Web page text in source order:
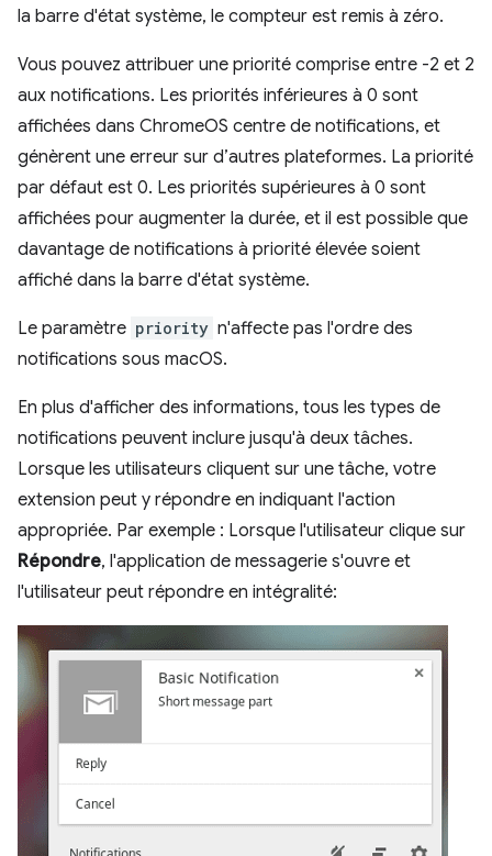
la barre d'état système, le compteur est remis à zéro.
Vous pouvez attribuer une priorité comprise entre -2 et 2
aux notifications. Les priorités inférieures à 0 sont
affichées dans ChromeOS centre de notifications, et
génèrent une erreur sur d’autres plateformes. La priorité
par défaut est 0. Les priorités supérieures à 0 sont
affichées pour augmenter la durée, et il est possible que
davantage de notifications à priorité élevée soient
affiché dans la barre d'état système.
Le paramètre priority n'affecte pas l'ordre des
notifications sous macOS.
En plus d'afficher des informations, tous les types de
notifications peuvent inclure jusqu'à deux tâches.
Lorsque les utilisateurs cliquent sur une tâche, votre
extension peut y répondre en indiquant l'action
appropriée. Par exemple : Lorsque l'utilisateur clique sur
Répondre, l'application de messagerie s'ouvre et
l'utilisateur peut répondre en intégralité: